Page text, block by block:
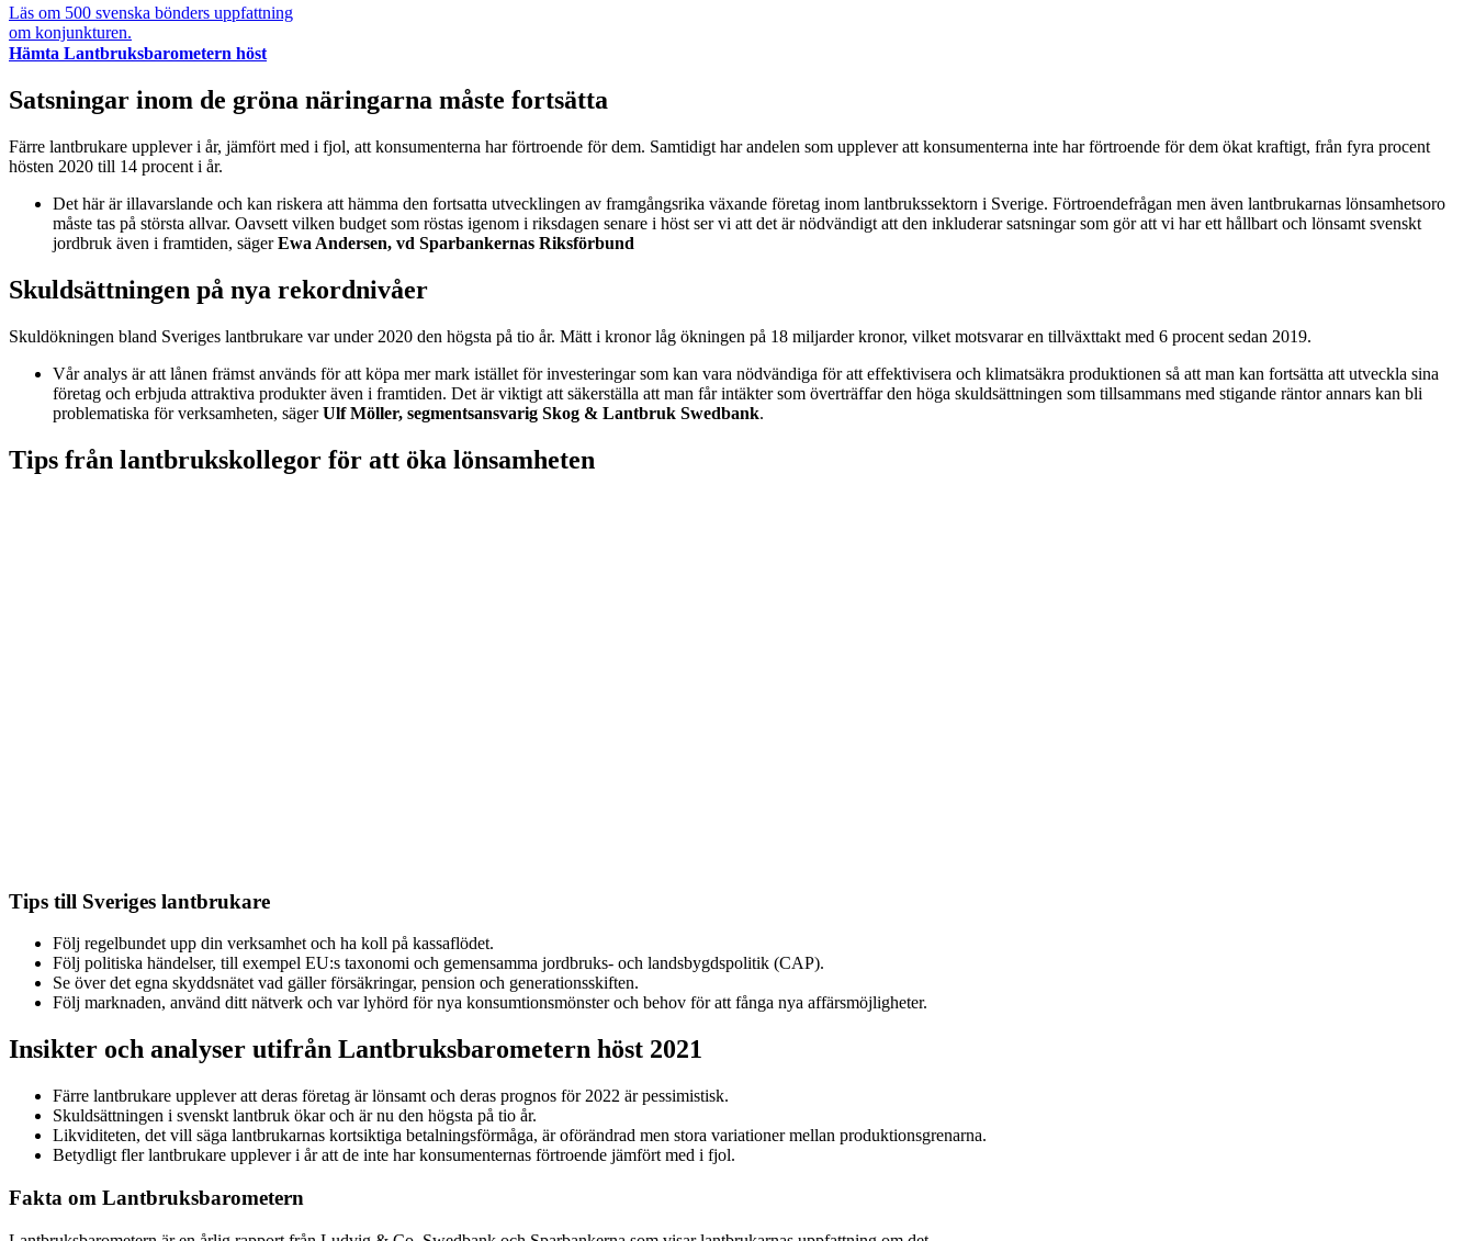
Läs om 500 svenska bönders uppfattning
om konjunkturen.
Hämta Lantbruksbarometern höst
Satsningar inom de gröna näringarna måste fortsätta
Färre lantbrukare upplever i år, jämfört med i fjol, att konsumenterna har förtroende för dem. Samtidigt har andelen som upplever att konsumenterna inte har förtroende för dem ökat kraftigt, från fyra procent
hösten 2020 till 14 procent i år.
Det här är illavarslande och kan riskera att hämma den fortsatta utvecklingen av framgångsrika växande företag inom lantbrukssektorn i Sverige. Förtroendefrågan men även lantbrukarnas lönsamhetsoro
måste tas på största allvar. Oavsett vilken budget som röstas igenom i riksdagen senare i höst ser vi att det är nödvändigt att den inkluderar satsningar som gör att vi har ett hållbart och lönsamt svenskt
jordbruk även i framtiden, sägerEwa Andersen, vd Sparbankernas Riksförbund
Skuldsättningen på nya rekordnivåer
Skuldökningen bland Sveriges lantbrukare var under 2020 den högsta på tio år. Mätt i kronor låg ökningen på 18 miljarder kronor, vilket motsvarar en tillväxttakt med 6 procent sedan 2019.
Vår analys är att lånen främst används för att köpa mer mark istället för investeringar som kan vara nödvändiga för att effektivisera och klimatsäkra produktionen så att man kan fortsätta att utveckla sina
företag och erbjuda attraktiva produkter även i framtiden. Det är viktigt att säkerställa att man får intäkter som överträffar den höga skuldsättningen som tillsammans med stigande räntor annars kan bli
problematiska för verksamheten, sägerUlf Möller, segmentsansvarig Skog & Lantbruk Swedbank.
Tips från lantbrukskollegor för att öka lönsamheten
Tips till Sveriges lantbrukare
Följ regelbundet upp din verksamhet och ha koll på kassaflödet.
Följ politiska händelser, till exempel EU:s taxonomi och gemensamma jordbruks- och landsbygdspolitik (CAP).
Se över det egna skyddsnätet vad gäller försäkringar, pension och generationsskiften.
Följ marknaden, använd ditt nätverk och var lyhörd för nya konsumtionsmönster och behov för att fånga nya affärsmöjligheter.
Insikter och analyser utifrån Lantbruksbarometern höst 2021
Färre lantbrukare upplever att deras företag är lönsamt och deras prognos för 2022 är pessimistisk.
Skuldsättningen i svenskt lantbruk ökar och är nu den högsta på tio år.
Likviditeten, det vill säga lantbrukarnas kortsiktiga betalningsförmåga, är oförändrad men stora variationer mellan produktionsgrenarna.
Betydligt fler lantbrukare upplever i år att de inte har konsumenternas förtroende jämfört med i fjol.
Fakta om Lantbruksbarometern